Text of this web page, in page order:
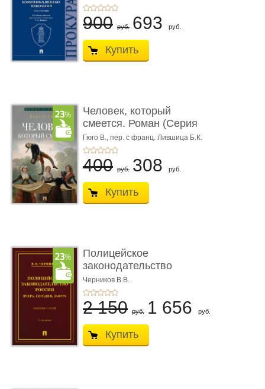
900 руб. 693 руб.
Купить
Человек, который
смеется. Роман (Серия
«Роман с ...
Гюго В., пер. с франц. Лившица Б.К.
400 руб. 308 руб.
Купить
Полицейское
законодательство
России: вчера, с� ...
Черников В.В.
2 150 руб. 1 656 руб.
Купить